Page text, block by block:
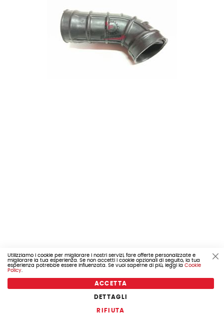
TUBO ARIA PORTER MAXXI 2011 - 2015
Utilizziamo i cookie per migliorare i nostri servizi, fare offerte personalizzate e
migliorare la tua esperienza. Se non accetti i cookie opzionali di seguito, la tua
esperienza potrebbe essere influenzata. Se vuoi saperne di più, leggi la Cookie
Policy.
ACCETTA
DETTAGLI
RIFIUTA